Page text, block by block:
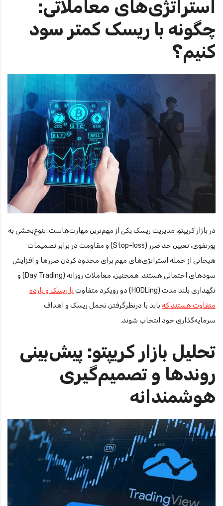
استراتژی‌های معاملاتی:
چگونه با ریسک کمتر سود
کنیم؟
در بازار کریپتو، مدیریت ریسک یکی از مهم‌ترین مهارت‌هاست. تنوع‌بخشی به
پورتفوی، تعیین حد ضرر (Stop-loss) و مقاومت در برابر تصمیمات
هیجانی از جمله استراتژی‌های مهم برای محدود کردن ضررها و افزایش
سودهای احتمالی هستند. همچنین، معاملات روزانه (Day Trading) و
نگهداری بلند مدت (HODLing) دو رویکرد متفاوت
با ریسک و بازده
متفاوت هستند که باید با درنظرگرفتن تحمل ریسک و اهداف
سرمایه‌گذاری خود انتخاب شوند.
تحلیل بازار کریپتو: پیش‌بینی
روندها و تصمیم‌گیری
هوشمندانه